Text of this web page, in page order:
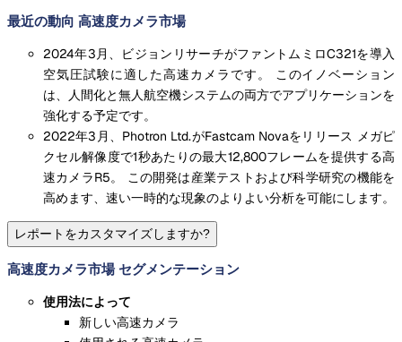
最近の動向 高速度カメラ市場
2024年3月、ビジョンリサーチがファントムミロC321を導入
空気圧試験に適した高速カメラです。 このイノベーション
は、人間化と無人航空機システムの両方でアプリケーションを
強化する予定です。
2022年3月、Photron Ltd.がFastcam Novaをリリース メガピ
クセル解像度で1秒あたりの最大12,800フレームを提供する高
速カメラR5。 この開発は産業テストおよび科学研究の機能を
高めます、速い一時的な現象のよりよい分析を可能にします。
レポートをカスタマイズしますか?
高速度カメラ市場 セグメンテーション
使用法によって
新しい高速カメラ